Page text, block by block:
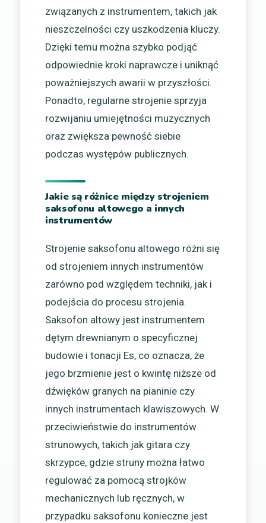
związanych z instrumentem, takich jak
nieszczelności czy uszkodzenia kluczy.
Dzięki temu można szybko podjąć
odpowiednie kroki naprawcze i uniknąć
poważniejszych awarii w przyszłości.
Ponadto, regularne strojenie sprzyja
rozwijaniu umiejętności muzycznych
oraz zwiększa pewność siebie
podczas występów publicznych.
Jakie są różnice między strojeniem
saksofonu altowego a innych
instrumentów
Strojenie saksofonu altowego różni się
od strojeniem innych instrumentów
zarówno pod względem techniki, jak i
podejścia do procesu strojenia.
Saksofon altowy jest instrumentem
dętym drewnianym o specyficznej
budowie i tonacji Es, co oznacza, że
jego brzmienie jest o kwintę niższe od
dźwięków granych na pianinie czy
innych instrumentach klawiszowych. W
przeciwieństwie do instrumentów
strunowych, takich jak gitara czy
skrzypce, gdzie struny można łatwo
regulować za pomocą strojków
mechanicznych lub ręcznych, w
przypadku saksofonu konieczne jest